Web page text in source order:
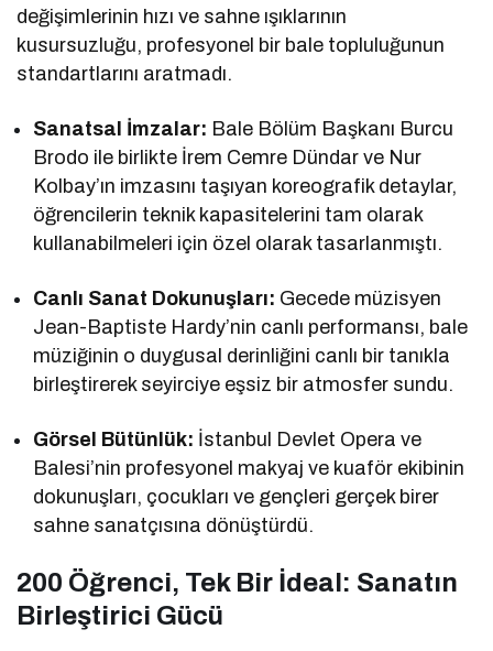
değişimlerinin hızı ve sahne ışıklarının
kusursuzluğu, profesyonel bir bale topluluğunun
standartlarını aratmadı.
Sanatsal İmzalar: Bale Bölüm Başkanı Burcu
Brodo ile birlikte İrem Cemre Dündar ve Nur
Kolbay’ın imzasını taşıyan koreografik detaylar,
öğrencilerin teknik kapasitelerini tam olarak
kullanabilmeleri için özel olarak tasarlanmıştı.
Canlı Sanat Dokunuşları: Gecede müzisyen
Jean-Baptiste Hardy’nin canlı performansı, bale
müziğinin o duygusal derinliğini canlı bir tanıkla
birleştirerek seyirciye eşsiz bir atmosfer sundu.
Görsel Bütünlük: İstanbul Devlet Opera ve
Balesi’nin profesyonel makyaj ve kuaför ekibinin
dokunuşları, çocukları ve gençleri gerçek birer
sahne sanatçısına dönüştürdü.
200 Öğrenci, Tek Bir İdeal: Sanatın
Birleştirici Gücü